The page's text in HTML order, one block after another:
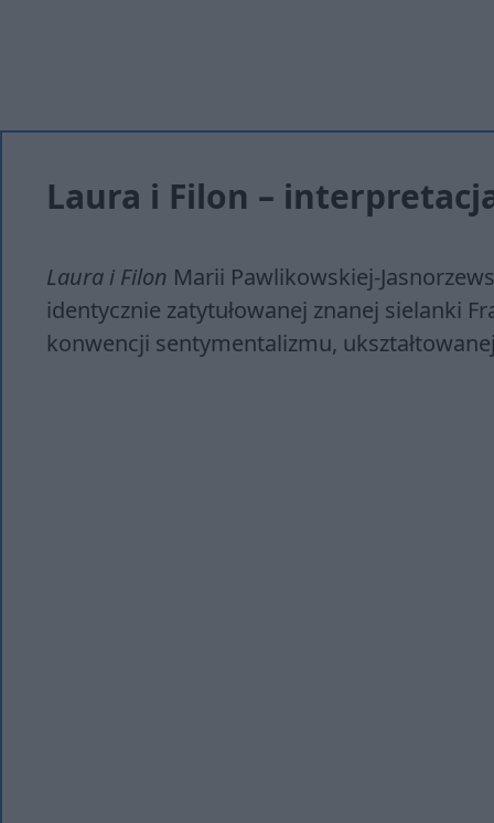
Laura i Filon –
Laura i Filon Marii Pawlikowskiej-
identycznie zatytułowanej znanej sielanki
konwencji sentymentalizmu,